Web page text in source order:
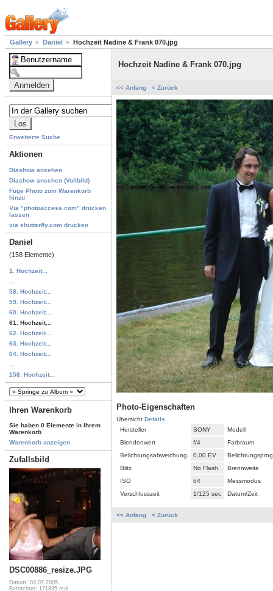
Gallery Daniel Hochzeit Nadine & Frank 070.jpg
Erweiterte Suche
Aktionen
Diashow ansehen
Diashow ansehen (Vollbild)
Füge Photo zum Warenkorb
hinzu
Via "photoaccess.com" drucken
lassen
via shutterfly.com drucken
Daniel
(158 Elemente)
1. Hochzeit...
58. Hochzeit...
59. Hochzeit...
60. Hochzeit...
61. Hochzeit...
62. Hochzeit...
63. Hochzeit...
64. Hochzeit...
158. Hochzeit...
Ihren Warenkorb
Sie haben 0 Elemente in Ihrem
Warenkorb
Warenkorb anzeigen
Zufallsbild
DSC00886_resize.JPG
Datum: 03.07.2005
Betrachtet: 171835 mal
Hochzeit Nadine & Frank 070.jpg
<< Anfang < Zurück
Photo-Eigenschaften
Übersicht Details
Hersteller
SONY
Modell
Blendenwert
f/4
Farbraum
Belichtungsabweichung
0,00 EV
Blitz
No Flash
Brennweite
ISO
64
Messmodus
Verschlusszeit
1/125 sec Datum/Zeit
<< Anfang < Zurück